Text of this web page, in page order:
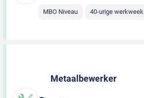
MBO Niveau 40-urige werkweek
Metaalbewerker